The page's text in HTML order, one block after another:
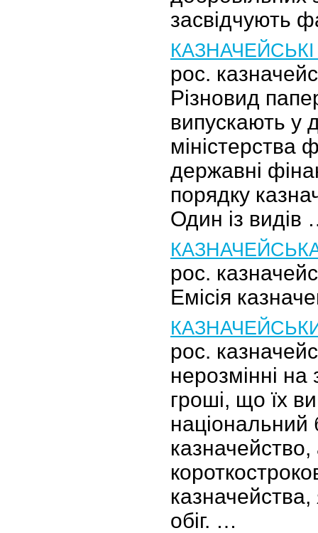
засвідчують
рос.
Різновид
випускають у
міністерства
державні
порядку
Один із видів
рос.
Емісія
рос.
нерозмінні на
гроші, що їх
національний
казначейства,
обіг. …